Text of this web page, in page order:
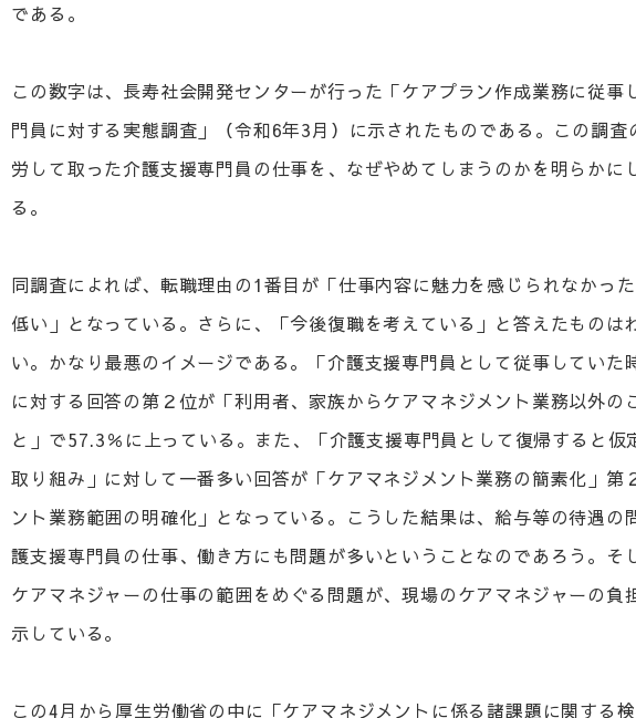
である。
この数字は、長寿社会開発センターが行った「ケアプラン作成業務に従事
門員に対する実態調査」（令和6年3月）に示されたものである。この調査
労して取った介護支援専門員の仕事を、なぜやめてしまうのかを明らかに
る。
同調査によれば、転職理由の1番目が「仕事内容に魅力を感じられなかっ
低い」となっている。さらに、「今後復職を考えている」と答えたものは
い。かなり最悪のイメージである。「介護支援専門員として従事していた
に対する回答の第２位が「利用者、家族からケアマネジメント業務以外の
と」で57.3％に上っている。また、「介護支援専門員として復帰すると仮
取り組み」に対して一番多い回答が「ケアマネジメント業務の簡素化」第
ント業務範囲の明確化」となっている。こうした結果は、給与等の待遇の
護支援専門員の仕事、働き方にも問題が多いということなのであろう。そ
ケアマネジャーの仕事の範囲をめぐる問題が、現場のケアマネジャーの負
示している。
この4月から厚生労働省の中に「ケアマネジメントに係る諸課題に関する